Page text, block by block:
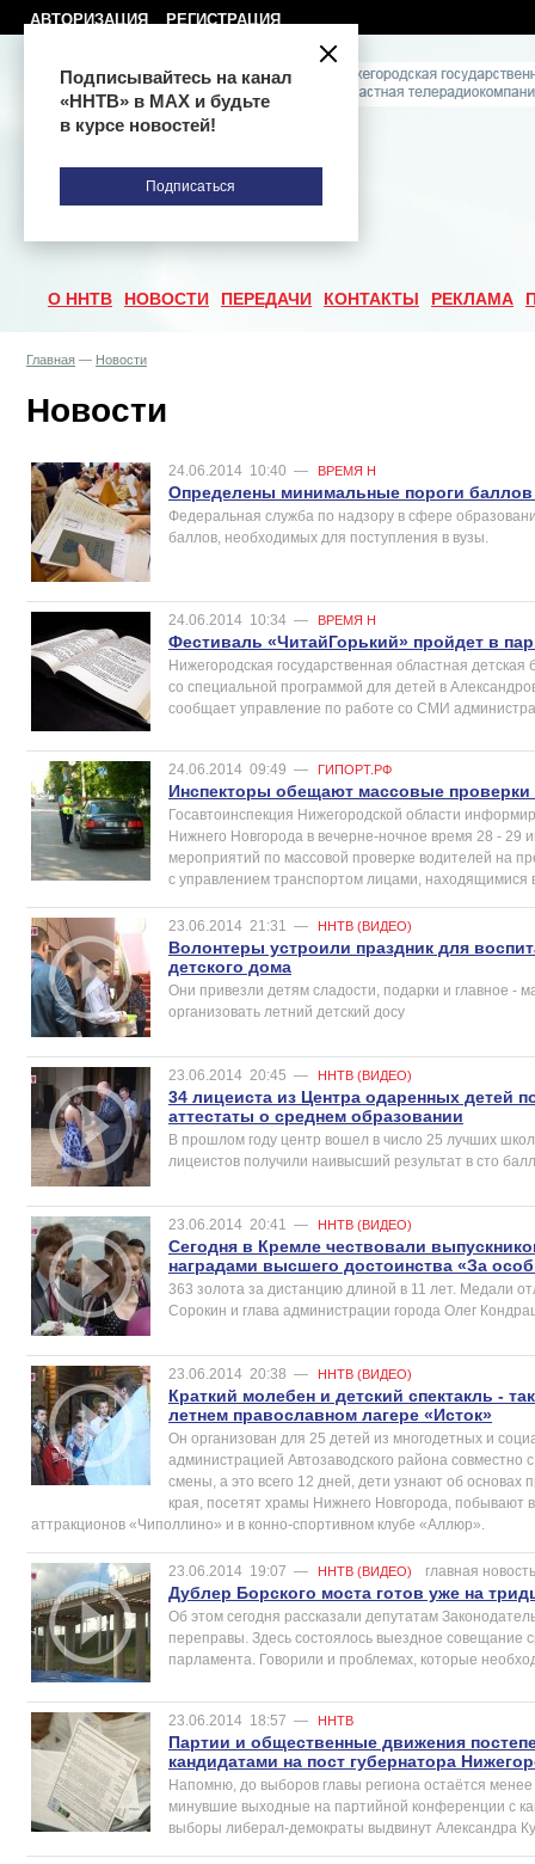
АВТОРИЗАЦИЯ РЕГИСТРАЦИЯ
О ННТВ НОВОСТИ ПЕРЕДАЧИ КОНТАКТЫ РЕКЛАМА
Главная — Новости
Новости
24.06.2014 10:40 — ВРЕМЯ Н
Определены минимальные пороги баллов
Федеральная служба по надзору в сфере
баллов, необходимых для поступления в вузы.
24.06.2014 10:34 — ВРЕМЯ Н
Фестиваль «ЧитайГорький» пройдет в
Нижегородская государственная областная
со специальной программой для детей в
сообщает управление по работе со СМИ
24.06.2014 09:49 — ГИПОРТ.РФ
Инспекторы обещают массовые проверки
Госавтоинспекция Нижегородской области
Нижнего Новгорода в вечерне-ночное время 28 - 29
мероприятий по массовой проверке водителей на
с управлением транспортом лицами, находящимися
23.06.2014 21:31 — ННТВ (ВИДЕО)
Волонтеры устроили праздник для
детского дома
Они привезли детям сладости, подарки и главное -
организовать летний детский досу
23.06.2014 20:45 — ННТВ (ВИДЕО)
34 лицеиста из Центра одаренных детей
аттестаты о среднем образовании
В прошлом году центр вошел в число 25 лучших
лицеистов получили наивысший результат в сто
23.06.2014 20:41 — ННТВ (ВИДЕО)
Сегодня в Кремле чествовали
наградами высшего достоинства «За
363 золота за дистанцию длиной в 11 лет. Медали
Сорокин и глава администрации города Олег
23.06.2014 20:38 — ННТВ (ВИДЕО)
Краткий молебен и детский спектакль -
летнем православном лагере «Исток»
Он организован для 25 детей из многодетных и
администрацией Автозаводского района совместно
смены, а это всего 12 дней, дети узнают об основах
края, посетят храмы Нижнего Новгорода, побывают
аттракционов «Чиполлино» и в конно-спортивном клубе «Аллюр».
23.06.2014 19:07 — ННТВ (ВИДЕО) главная новость
Дублер Борского моста готов уже на
Об этом сегодня рассказали депутатам
переправы. Здесь состоялось выездное совещание
парламента. Говорили и проблемах, которые
23.06.2014 18:57 — ННТВ
Партии и общественные движения
кандидатами на пост губернатора
Напомню, до выборов главы региона остаётся
минувшие выходные на партийной конференции с
выборы либерал-демократы выдвинут Александра
Подписывайтесь на канал
«ННТВ» в МАХ и будьте
в курсе новостей!
Подписаться